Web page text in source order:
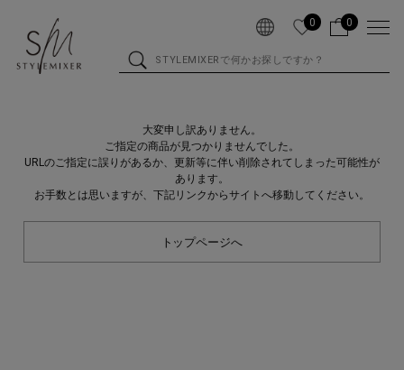
0 0
大変申し訳ありません。
ご指定の商品が見つかりませんでした。
URLのご指定に誤りがあるか、更新等に伴い削除されてしまった可能性が
あります。
お手数とは思いますが、下記リンクからサイトへ移動してください。
トップページへ